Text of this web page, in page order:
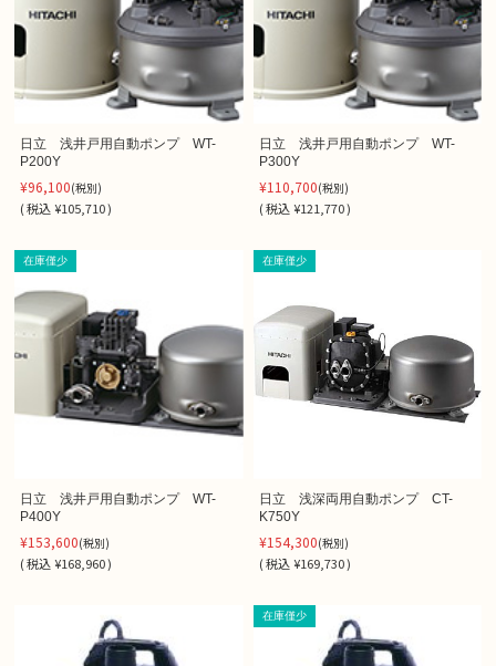
日立 浅井戸用自動ポンプ WT-
P200Y
¥96,100(税別)
(税込¥105,710 )
日立 浅井戸用自動ポンプ WT-
P300Y
¥110,700(税別)
(税込 ¥121,770 )
在庫僅少
日立 浅井戸用自動ポンプ WT-
P400Y
¥153,600(税別)
(税込¥168,960 )
在庫僅少
日立 浅深両用自動ポンプ CT-
K750Y
¥154,300(税別)
(税込 ¥169,730 )
在庫僅少